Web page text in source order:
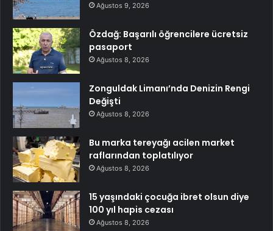
Ağustos 9, 2026
Özdağ: Başarılı öğrencilere ücretsiz
pasaport
Ağustos 8, 2026
Zonguldak Limanı’nda Denizin Rengi
Değişti
Ağustos 8, 2026
Bu marka tereyağı acilen market
raflarından toplatılıyor
Ağustos 8, 2026
15 yaşındaki çocuğa ibret olsun diye
100 yıl hapis cezası
Ağustos 8, 2026